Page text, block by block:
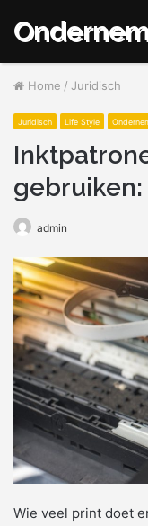
Home / Juridisch
Juridisch Life Style
admin
Wie veel print doet